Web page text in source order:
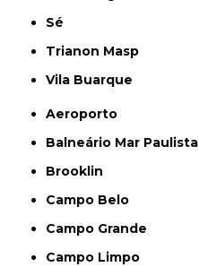
Sé
Trianon Masp
Vila Buarque
Aeroporto
Balneário Mar Paulista
Brooklin
Campo Belo
Campo Grande
Campo Limpo